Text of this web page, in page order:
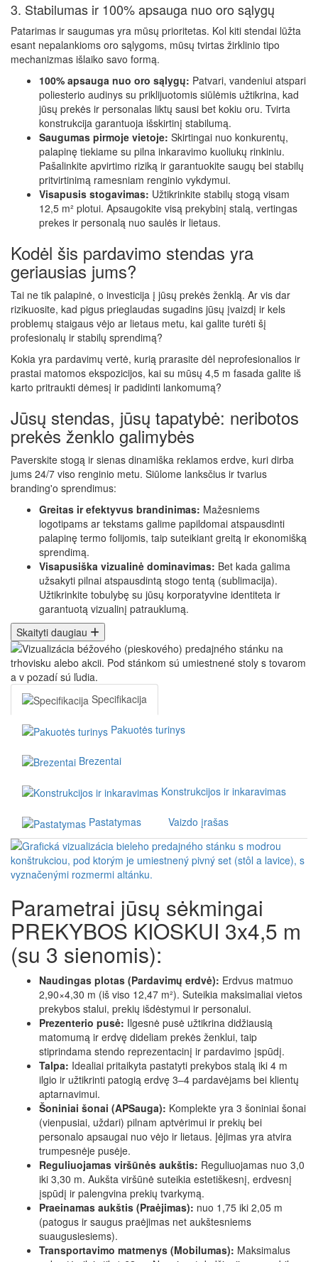
3. Stabilumas ir 100% apsauga nuo oro sąlygų
Patarimas ir saugumas yra mūsų prioritetas. Kol kiti stendai lūžta
esant nepalankioms oro sąlygoms, mūsų tvirtas žirklinio tipo
mechanizmas išlaiko savo formą.
100% apsauga nuo oro sąlygų: Patvari, vandeniui atspari
poliesterio audinys su priklijuotomis siūlėmis užtikrina, kad
jūsų prekės ir personalas liktų sausi bet kokiu oru. Tvirta
konstrukcija garantuoja išskirtinį stabilumą.
Saugumas pirmoje vietoje: Skirtingai nuo konkurentų,
palapinę tiekiame su pilna inkaravimo kuoliukų rinkiniu.
Pašalinkite apvirtimo riziką ir garantuokite saugų bei stabilų
pritvirtinimą ramesniam renginio vykdymui.
Visapusis stogavimas: Užtikrinkite stabilų stogą visam
12,5 m² plotui. Apsaugokite visą prekybinį stalą, vertingas
prekes ir personalą nuo saulės ir lietaus.
Kodėl šis pardavimo stendas yra
geriausias jums?
Tai ne tik palapinė, o investicija į jūsų prekės ženklą. Ar vis dar
rizikuosite, kad pigus prieglaudas sugadins jūsų įvaizdį ir kels
problemų staigaus vėjo ar lietaus metu, kai galite turėti šį
profesionalų ir stabilų sprendimą?
Kokia yra pardavimų vertė, kurią prarasite dėl neprofesionalios ir
prastai matomos ekspozicijos, kai su mūsų 4,5 m fasada galite iš
karto pritraukti dėmesį ir padidinti lankomumą?
Jūsų stendas, jūsų tapatybė: neribotos
prekės ženklo galimybės
Paverskite stogą ir sienas dinamiška reklamos erdve, kuri dirba
jums 24/7 viso renginio metu. Siūlome lanksčius ir tvarius
branding'o sprendimus:
Greitas ir efektyvus brandinimas: Mažesniems
logotipams ar tekstams galime papildomai atspausdinti
palapinę termo folijomis, taip suteikiant greitą ir ekonomišką
sprendimą.
Visapusiška vizualinė dominavimas: Bet kada galima
užsakyti pilnai atspausdintą stogo tentą (sublimacija).
Užtikrinkite tobulybę su jūsų korporatyvine identiteta ir
garantuotą vizualinį patrauklumą.
Skaityti daugiau
Specifikacija
Pakuotės turinys
Brezentai
Konstrukcijos ir inkaravimas
Pastatymas Vaizdo įrašas
Parametrai jūsų sėkmingai
PREKYBOS KIOSKUI 3x4,5 m
(su 3 sienomis):
Naudingas plotas (Pardavimų erdvė): Erdvus matmuo
2,90×4,30 m (iš viso 12,47 m²). Suteikia maksimaliai vietos
prekybos stalui, prekių išdėstymui ir personalui.
Prezenterio pusė: Ilgesnė pusė užtikrina didžiausią
matomumą ir erdvę dideliam prekės ženklui, taip
stiprindama stendo reprezentacinį ir pardavimo įspūdį.
Talpa: Idealiai pritaikyta pastatyti prekybos stalą iki 4 m
ilgio ir užtikrinti patogią erdvę 3–4 pardavėjams bei klientų
aptarnavimui.
Šoniniai šonai (APSauga): Komplekte yra 3 šoniniai šonai
(vienpusiai, uždari) pilnam aptvėrimui ir prekių bei
personalo apsaugai nuo vėjo ir lietaus. Įėjimas yra atvira
trumpesnėje pusėje.
Reguliuojamas viršūnės aukštis: Reguliuojamas nuo 3,0
iki 3,30 m. Aukšta viršūnė suteikia estetiškesnį, erdvesnį
įspūdį ir palengvina prekių tvarkymą.
Praeinamas aukštis (Praėjimas): nuo 1,75 iki 2,05 m
(patogus ir saugus praėjimas net aukštesniems
suaugusiesiems).
Transportavimo matmenys (Mobilumas): Maksimalus